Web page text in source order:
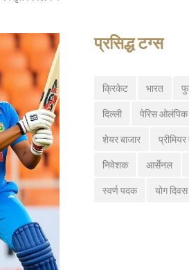
प्रसिद्ध टग्स
क्रिकेट भारत
दिल्ली पेरिस
शेयर बाजार
निवेशक आर्सेनल
स्वर्ण पदक योग दिवस